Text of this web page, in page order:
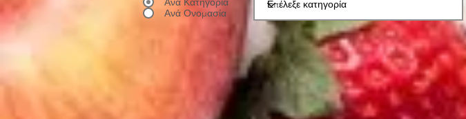
Ανά Ονομασία